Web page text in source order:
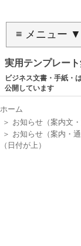
≡ メニュー ▼
実用テンプレー
ビジネス文書・手紙・
公開しています
ホーム
＞ お知らせ（案内文
＞ お知らせ（案内・
（日付が上）